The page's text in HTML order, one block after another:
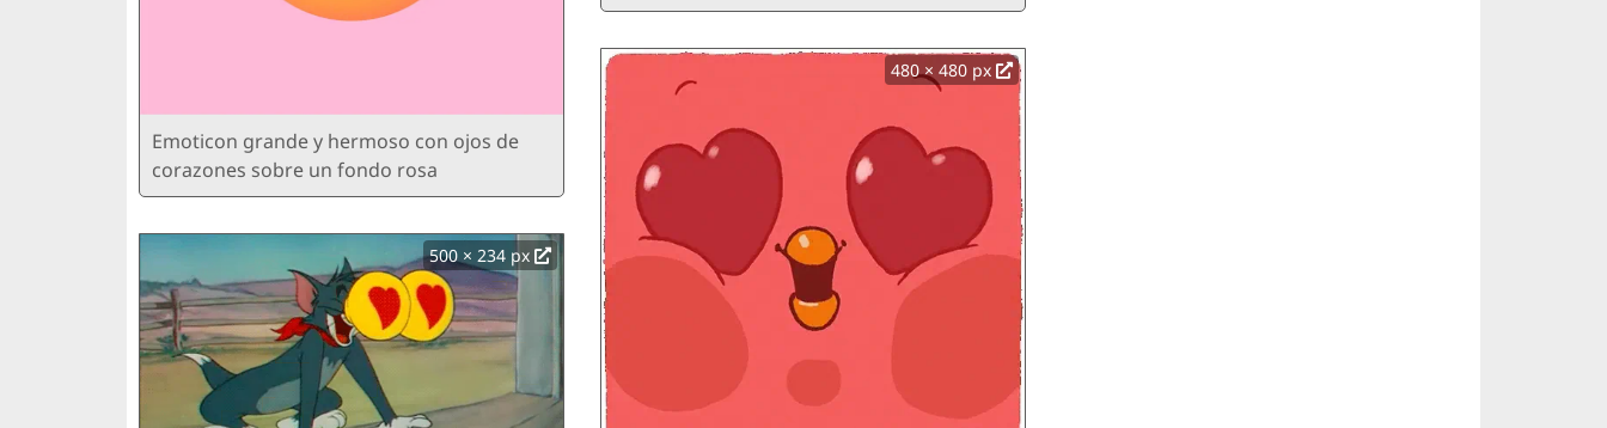
Emoticon grande y hermoso con ojos de
corazones sobre un fondo rosa
500 × 234 px
480 × 480 px